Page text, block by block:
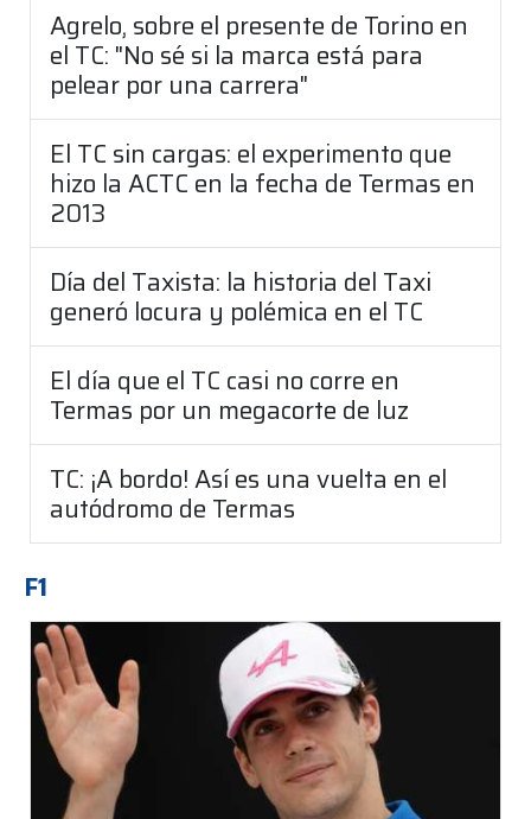
Agrelo, sobre el presente de Torino en
el TC: "No sé si la marca está para
pelear por una carrera"
El TC sin cargas: el experimento que
hizo la ACTC en la fecha de Termas en
2013
Día del Taxista: la historia del Taxi
generó locura y polémica en el TC
El día que el TC casi no corre en
Termas por un megacorte de luz
TC: ¡A bordo! Así es una vuelta en el
autódromo de Termas
F1